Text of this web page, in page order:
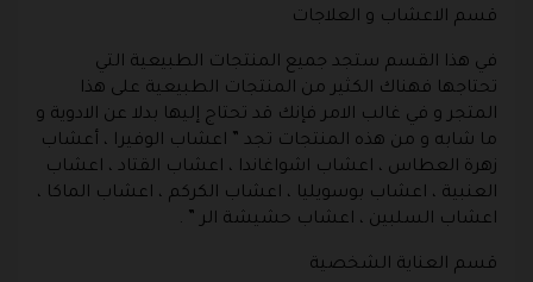
قسم الاعشاب و العلاجات
في هذا القسم ستجد جميع المنتجات الطبيعية التي
تحتاجها فهناك الكثير من المنتجات الطبيعية على هذا
المتجر و في غالب الامر فإنك قد تحتاج إليها بدلا عن الادوية و
ما شابه و من هذه المنتجات تجد ” اعشاب الوفيرا ، أعشاب
زهرة العطاس ، اعشاب اشواغاندا ، اعشاب القتاد ، اعشاب
العنبية ، اعشاب بوسويليا ، اعشاب الكركم ، اعشاب الماكا ،
اعشاب السلبين ، اعشاب حشيشة الر ” .
قسم العناية الشخصية